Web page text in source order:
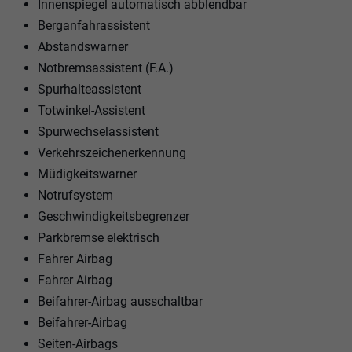
Innenspiegel automatisch abblendbar
Berganfahrassistent
Abstandswarner
Notbremsassistent (F.A.)
Spurhalteassistent
Totwinkel-Assistent
Spurwechselassistent
Verkehrszeichenerkennung
Müdigkeitswarner
Notrufsystem
Geschwindigkeitsbegrenzer
Parkbremse elektrisch
Fahrer Airbag
Fahrer Airbag
Beifahrer-Airbag ausschaltbar
Beifahrer-Airbag
Seiten-Airbags